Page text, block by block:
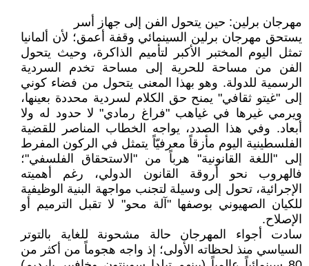
مهرجان برلين: حين يتحول الفن إلى جهاز أسر
يستحق مهرجان برلين السينمائي وقفة أعمق؛ لأن ألمانيا
تمثل اليوم المختبر الأكبر لتأميم الذاكرة، وحيث يتحول
الفن من مساحة للحرية إلى مساحة تخدم السردية
الرسمية للدولة. وهو بهذا المعنى يتحول من فضاء كوني
إلى "غيتو ثقافي" يمنح حق الكلام لسردية محددة بعينها،
ويرمي غيرها في غياهب "فراغ رمادي" لا حدود له ولا
أبعاد. وفي هذا الصدد، يواجه الخطاب المناصر للقضية
الفلسطينية اليوم مأزقاً معرفيّاً يتمثل في الركون المفرط
إلى "اللغة القانونية" هرباً من "الاستحقاق الفلسفي"؛
فالهروب نحو أروقة القانون الدولي، رغم أهميته
الإجرائية، تحول إلى وسيلة لتجنب مواجهة البنية الوظيفية
للكيان الصهيوني بوصفها "آلة محو" لا تقبل الترميم أو
الإصلاح.
سادت أجواء المهرجان حالة مشحونة للغاية بالتوتر
السياسي منذ لحظاته الأولى؛ إذ واجه هجوماً من أكثر من